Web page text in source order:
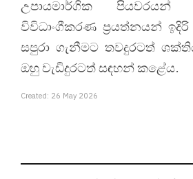
උපායමාර්ගික
විවිධාංගීකරණ ප්‍රයත්නයන්
සපුරා ගැනීමට තවදුරටත්
ඔහු වැඩිදුරටත් සඳහන් කළේය.
Created: 26 May 2026